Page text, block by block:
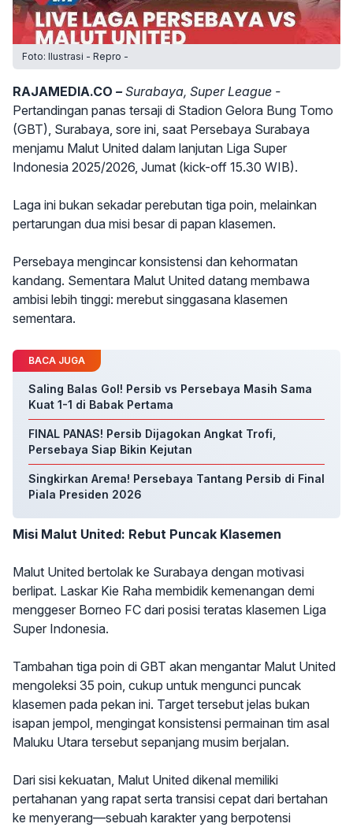
Foto: Ilustrasi - Repro -
RAJAMEDIA.CO –Surabaya, Super League -
Pertandingan panas tersaji di Stadion Gelora Bung Tomo
(GBT), Surabaya, sore ini, saat Persebaya Surabaya
menjamu Malut United dalam lanjutan Liga Super
Indonesia 2025/2026, Jumat (kick-off 15.30 WIB).
Laga ini bukan sekadar perebutan tiga poin, melainkan
pertarungan dua misi besar di papan klasemen.
Persebaya mengincar konsistensi dan kehormatan
kandang. Sementara Malut United datang membawa
ambisi lebih tinggi: merebut singgasana klasemen
sementara.
BACA JUGA
Saling Balas Gol! Persib vs Persebaya Masih Sama
Kuat 1-1 di Babak Pertama
FINAL PANAS! Persib Dijagokan Angkat Trofi,
Persebaya Siap Bikin Kejutan
Singkirkan Arema! Persebaya Tantang Persib di Final
Piala Presiden 2026
Misi Malut United: Rebut Puncak Klasemen
Malut United bertolak ke Surabaya dengan motivasi
berlipat. Laskar Kie Raha membidik kemenangan demi
menggeser Borneo FC dari posisi teratas klasemen Liga
Super Indonesia.
Tambahan tiga poin di GBT akan mengantar Malut United
mengoleksi 35 poin, cukup untuk mengunci puncak
klasemen pada pekan ini. Target tersebut jelas bukan
isapan jempol, mengingat konsistensi permainan tim asal
Maluku Utara tersebut sepanjang musim berjalan.
Dari sisi kekuatan, Malut United dikenal memiliki
pertahanan yang rapat serta transisi cepat dari bertahan
ke menyerang—sebuah karakter yang berpotensi